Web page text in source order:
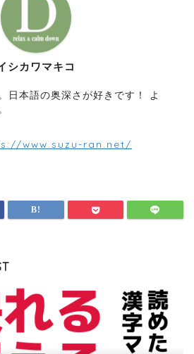
シカワマキコ
日本語の奥深さが好きです！ よ
www.suzu-ran.net/